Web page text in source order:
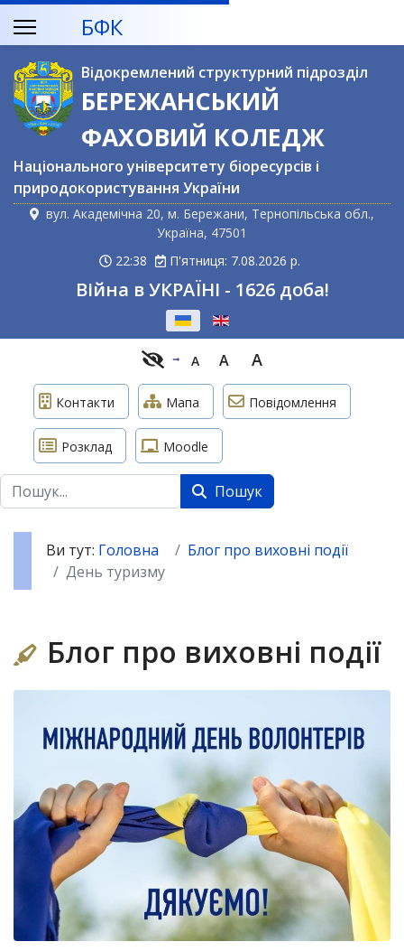
БФК
Відокремлений структурний підрозділ
БЕРЕЖАНСЬКИЙ
ФАХОВИЙ КОЛЕДЖ
Національного університету біоресурсів і
природокористування України
вул. Академічна 20, м. Бережани, Тернопільська обл.,
Україна, 47501
22:38
П'ятниця: 7.08.2026 р.
Війна в УКРАЇНІ - 1626 доба!
A A A
Контакти Мапа Повідомлення
Розклад Moodle
Пошук Пошук
Ви тут: Головна
Блог про виховні події
День туризму
Блог про виховні події